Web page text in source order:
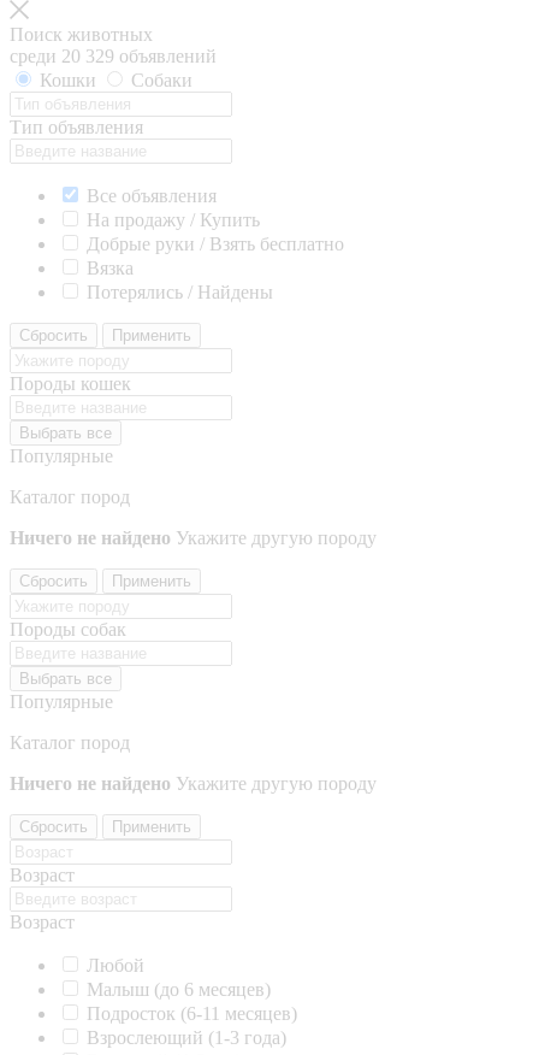
Поиск животных
среди 20 329 объявлений
Кошки
Собаки
Тип объявления
Все объявления
На продажу / Купить
Добрые руки / Взять бесплатно
Вязка
Потерялись / Найдены
Сбросить Применить
Породы кошек
Выбрать все
Популярные
Каталог пород
Ничего не найдено Укажите другую породу
Сбросить Применить
Породы собак
Выбрать все
Популярные
Каталог пород
Ничего не найдено Укажите другую породу
Сбросить Применить
Возраст
Возраст
Любой
Малыш (до 6 месяцев)
Подросток (6-11 месяцев)
Взрослеющий (1-3 года)